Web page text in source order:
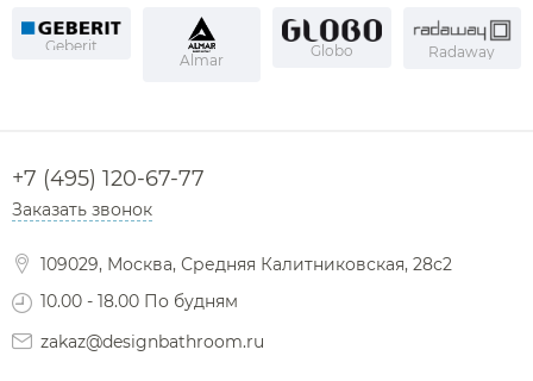
Geberit
Almar
Globo Radaway
+7 (495) 120-67-77
Заказать звонок
109029, Москва, Средняя Калитниковская, 28с2
10.00 - 18.00 По будням
zakaz@designbathroom.ru